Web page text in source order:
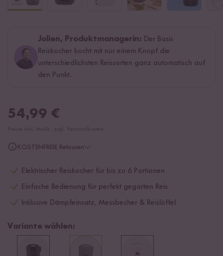
Jolien, Produktmanagerin: Der Basis
Reiskocher kocht mit nur einem Knopf die
unterschiedlichsten Reissorten ganz automatisch auf
den Punkt.
54,99 €
KOSTENFREIE Retouren
Elektrischer Reiskocher für bis zu 6 Portionen
Einfache Bedienung für perfekt gegarten Reis
Inklusive Dämpfeinsatz, Messbecher & Reislöffel
Variante wählen: